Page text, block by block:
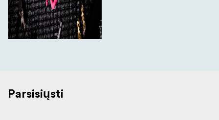
Parsisiųsti